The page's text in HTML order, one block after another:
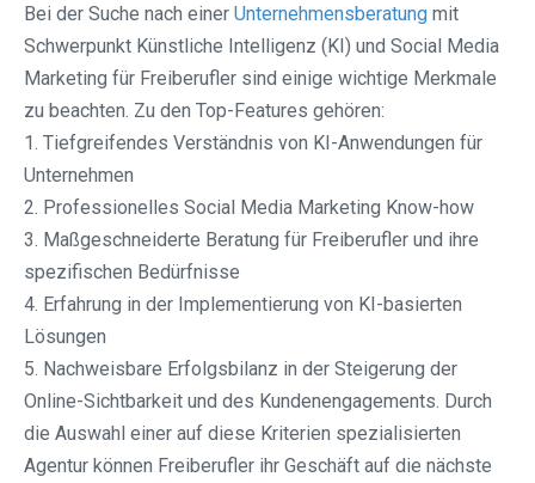
Bei der Suche nach einer Unternehmensberatung mit
Schwerpunkt Künstliche Intelligenz (KI) und Social Media
Marketing für Freiberufler sind einige wichtige Merkmale
zu beachten. Zu den Top-Features gehören:
1. Tiefgreifendes Verständnis von KI-Anwendungen für
Unternehmen
2. Professionelles Social Media Marketing Know-how
3. Maßgeschneiderte Beratung für Freiberufler und ihre
spezifischen Bedürfnisse
4. Erfahrung in der Implementierung von KI-basierten
Lösungen
5. Nachweisbare Erfolgsbilanz in der Steigerung der
Online-Sichtbarkeit und des Kundenengagements. Durch
die Auswahl einer auf diese Kriterien spezialisierten
Agentur können Freiberufler ihr Geschäft auf die nächste